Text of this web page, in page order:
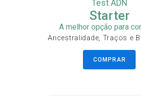
Test ADN
Starter
A melhor opção para
Ancestralidade, Traços e
COMPRAR